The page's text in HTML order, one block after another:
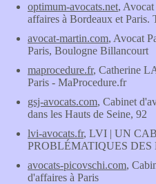
optimum-avocats.net,
affaires à Bordeaux et Paris.
avocat-martin.com, Avocat
Paris, Boulogne Billancourt
maprocedure.fr, Catherine
Paris - MaProcedure.fr
gsj-avocats.com, Cabinet
dans les Hauts de Seine, 92
lvi-avocats.fr, LVI | UN
PROBLÉMATIQUES
avocats-picovschi.com,
d'affaires à Paris